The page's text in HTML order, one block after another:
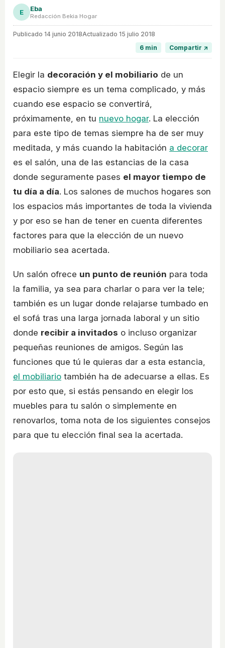
E Eba
Redacción Bekia Hogar
Publicado 14 junio 2018Actualizado 15 julio 2018
6 min
Compartir ↗
Elegir la decoración y el mobiliario de un
espacio siempre es un tema complicado, y más
cuando ese espacio se convertirá,
próximamente, en tu nuevo hogar. La elección
para este tipo de temas siempre ha de ser muy
meditada, y más cuando la habitación a decorar
es el salón, una de las estancias de la casa
donde seguramente pases el mayor tiempo de
tu día a día. Los salones de muchos hogares son
los espacios más importantes de toda la vivienda
y por eso se han de tener en cuenta diferentes
factores para que la elección de un nuevo
mobiliario sea acertada.
Un salón ofrece un punto de reunión para toda
la familia, ya sea para charlar o para ver la tele;
también es un lugar donde relajarse tumbado en
el sofá tras una larga jornada laboral y un sitio
donde recibir a invitados o incluso organizar
pequeñas reuniones de amigos. Según las
funciones que tú le quieras dar a esta estancia,
el mobiliario también ha de adecuarse a ellas. Es
por esto que, si estás pensando en elegir los
muebles para tu salón o simplemente en
renovarlos, toma nota de los siguientes consejos
para que tu elección final sea la acertada.